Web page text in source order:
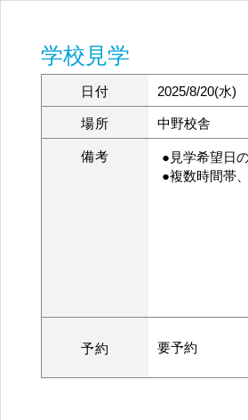
学校見学
日付 2025/8/20(水)
場所 中野校舎
備考
●見学希望日
●複数時間帯
予約 要予約